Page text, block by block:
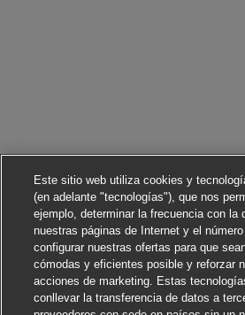
Este sitio web utiliza cookies y
(en adelante "tecnologías"), que nos
ejemplo, determinar la frecuencia con la
nuestras páginas de Internet y el
configurar nuestras ofertas para que
cómodas y eficientes posible y reforzar
acciones de marketing. Estas
conllevar la transferencia de datos a